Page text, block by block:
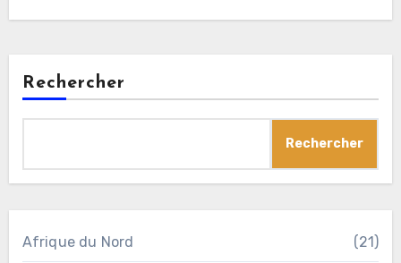
Rechercher
Rechercher
Afrique du Nord (21)